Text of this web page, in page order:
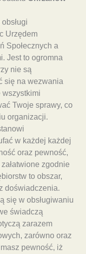
Urzędem
Społecznych a
Jest to ogromna
nie są
się na wezwania
wszystkimi
Twoje sprawy, co
organizacji.
w każdej każdej
oraz pewność,
zgodnie
to obszar,
doświadczenia.
się w obsługiwaniu
świadczą
zarazem
zarówno oraz
pewność, iż